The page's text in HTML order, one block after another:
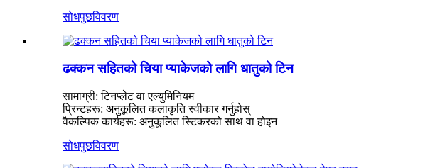
सोधपुछविवरण
ढक्कन सहितको चिया प्याकेजको लागि धातुको टिन
सामाग्री: टिनप्लेट वा एल्युमिनियम
प्रिन्टहरू: अनुकूलित कलाकृति स्वीकार गर्नुहोस्
वैकल्पिक कार्यहरू: अनुकूलित स्टिकरको साथ वा होइन
सोधपुछविवरण